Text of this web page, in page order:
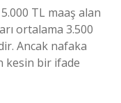
TL maaş alan
ortalama 3.500
Ancak nafaka
kesin bir ifade